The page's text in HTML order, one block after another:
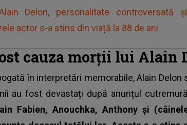
Delon, personalitate controversată
actor s-a stins din viață la 88 de ani
cauza morții lui Alain
în interpretări memorabile,Alain Delon
au fost devastați după anunțul
Fabien, Anouchka, Anthony şi